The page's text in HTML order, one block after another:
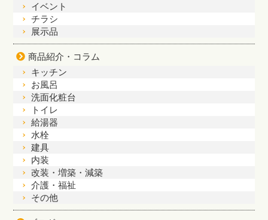
イベント
チラシ
展示品
商品紹介・コラム
キッチン
お風呂
洗面化粧台
トイレ
給湯器
水栓
建具
内装
改装・増築・減築
介護・福祉
その他